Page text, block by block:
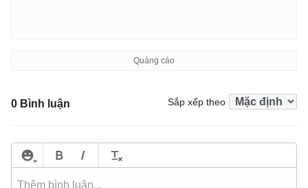
0 Bình luận Sắp xếp theo